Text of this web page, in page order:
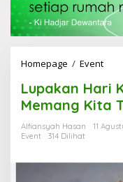
Homepage / Event
p
a
k
a
a
Lupakan Hari
Memang Kita
Alfiansyah Hasan
11
Event
314 Dilihat